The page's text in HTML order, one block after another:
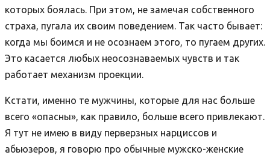
которых боялась. При этом, не замечая собственного
страха, пугала их своим поведением. Так часто бывает:
когда мы боимся и не осознаем этого, то пугаем других.
Это касается любых неосознаваемых чувств и так
работает механизм проекции.
Кстати, именно те мужчины, которые для нас больше
всего «опасны», как правило, больше всего привлекают.
Я тут не имею в виду перверзных нарциссов и
абьюзеров, я говорю про обычные мужско-женские